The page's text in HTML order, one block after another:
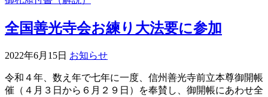
全国善光寺会お練り大法要に参加
2022年6月15日 お知らせ
令和４年、数え年で七年に一度、信州善光寺前立本尊御開帳
催（４月３日から６月２９日）を奉賛し、御開帳にあわせ全